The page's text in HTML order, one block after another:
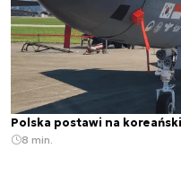
Polska postawi na
8 min.